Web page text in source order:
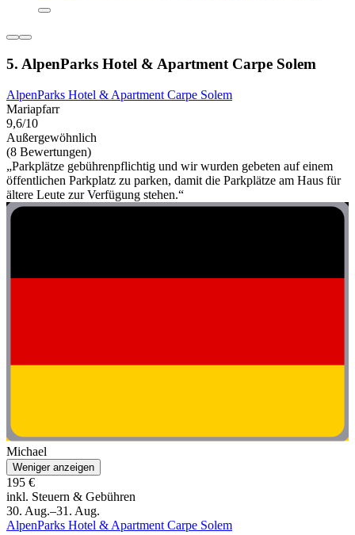
5. AlpenParks Hotel & Apartment Carpe Solem
AlpenParks Hotel & Apartment Carpe Solem
Mariapfarr
9,6/10
Außergewöhnlich
(8 Bewertungen)
„Parkplätze gebührenpflichtig und wir wurden gebeten auf einem
öffentlichen Parkplatz zu parken, damit die Parkplätze am Haus für
ältere Leute zur Verfügung stehen.“
Michael
Weniger anzeigen
195 €
inkl. Steuern & Gebühren
30. Aug.–31. Aug.
AlpenParks Hotel & Apartment Carpe Solem